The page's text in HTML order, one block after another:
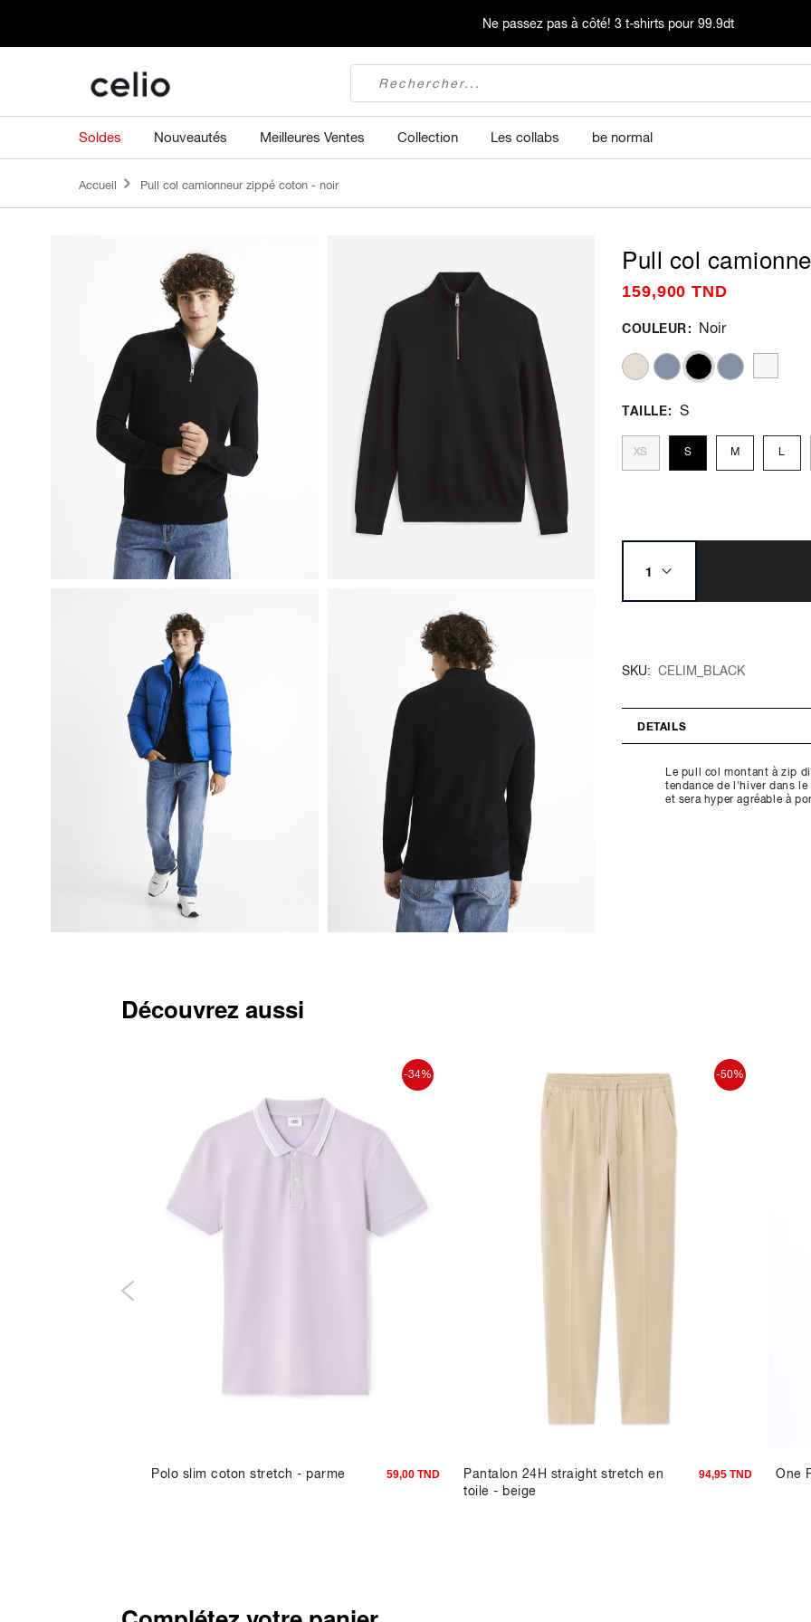
Ne passez pas à côté! 3 t-shirts pour 99.9dt
Soldes Nouveautés Meilleures Ventes Collection Les collabs be normal
Accueil Pull col camionneur zippé coton - noir
Pull col
159,900 TND
COULEUR Noir
TAILLE S
XS S M L
SKU CELIM_BLACK
DETAILS
Le pull col montant à zip
tendance de l'hiver dans
et sera hyper agréable à
Découvrez aussi
-34%
Polo slim coton stretch - parme 59,00 TND
-50%
Pantalon 24H straight stretch en
toile - beige
94,95 TND One